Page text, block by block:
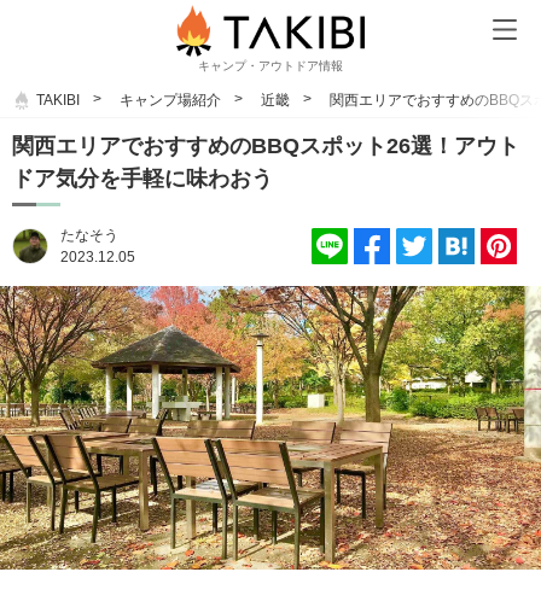
キャンプ・アウトドア情報
TAKIBI キャンプ場紹介 近畿 関西エリアでおすすめのBBQ
関西エリアでおすすめのBBQスポット26選！アウト
ドア気分を手軽に味わおう
たなそう
2023.12.05